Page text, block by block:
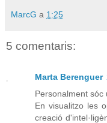
MarcG a 1:25
5 comentaris:
Marta Berenguer
Personalment sóc
En visualitzo les
creació